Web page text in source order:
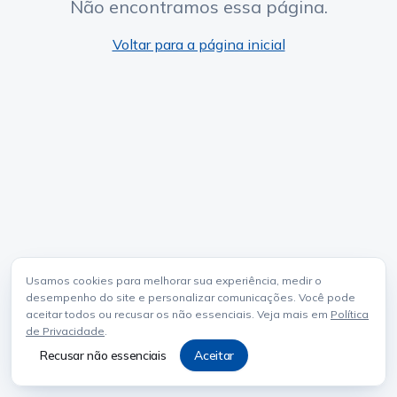
Usamos cookies para melhorar sua experiência, medir o
desempenho do site e personalizar comunicações. Você pode
aceitar todos ou recusar os não essenciais. Veja mais em Política
de Privacidade.
Recusar não essenciais Aceitar
Não encontramos essa página.
Voltar para a página inicial